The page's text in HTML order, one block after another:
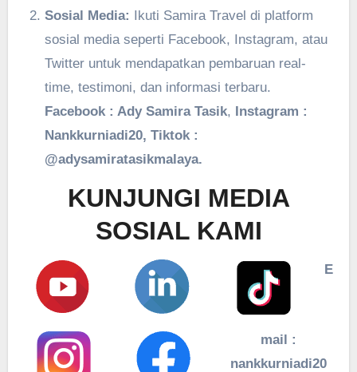
Sosial Media: Ikuti Samira Travel di platform
sosial media seperti Facebook, Instagram, atau
Twitter untuk mendapatkan pembaruan real-
time, testimoni, dan informasi terbaru.
Facebook : Ady Samira Tasik, Instagram :
Nankkurniadi20, Tiktok :
@adysamiratasikmalaya.
KUNJUNGI MEDIA
SOSIAL KAMI
E
mail :
nankkurniadi20